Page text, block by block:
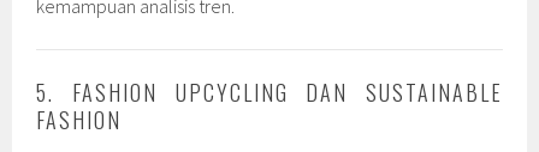
kemampuan analisis tren.
5. FASHION UPCYCLING DAN SUSTAINABLE
FASHION